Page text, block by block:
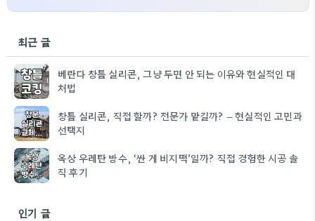
최근 글
베란다 창틀 실리콘, 그냥 두면 안 되는 이유와 현실적인 대
처법
창틀 실리콘, 직접 할까? 전문가 맡길까? – 현실적인 고민과
선택지
옥상 우레탄 방수, ‘싼 게 비지떡’일까? 직접 경험한 시공 솔
직 후기
인기 글